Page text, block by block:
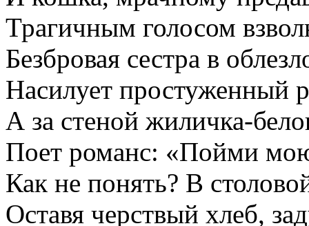
Трагичным голосом
Безбровая сестра в
Насилует простуженный
А за стеной жиличка-
Поет романс: «Пойми
Как не понять? В
Оставя черствый хлеб,